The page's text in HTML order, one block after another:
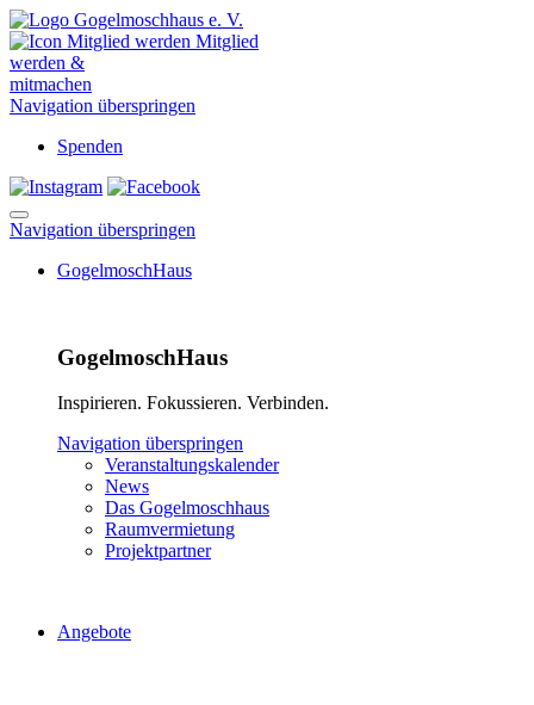
Mitglied
werden &
mitmachen
Navigation überspringen
Spenden
Navigation überspringen
GogelmoschHaus
GogelmoschHaus
Inspirieren. Fokussieren. Verbinden.
Navigation überspringen
Veranstaltungskalender
News
Das Gogelmoschhaus
Raumvermietung
Projektpartner
Angebote